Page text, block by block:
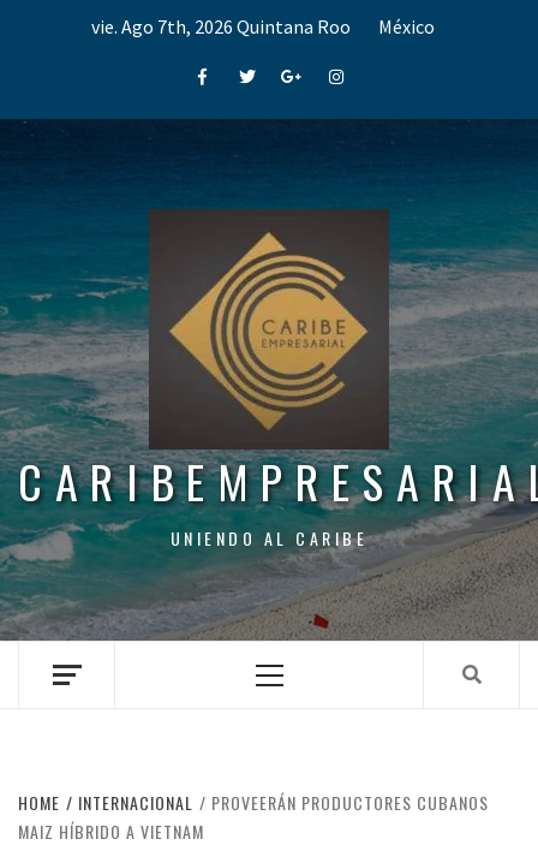
vie. Ago 7th, 2026 Quintana Roo México
FacebookTwitterGoogle+Instagram
UNIENDO AL CARIBE
Menu
HOME INTERNACIONAL
PROVEERÁN PRODUCTORES CUBANOS
MAIZ HÍBRIDO A VIETNAM